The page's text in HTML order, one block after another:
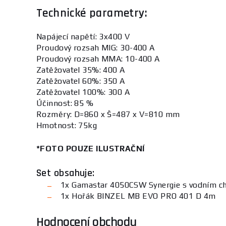
Technické parametry:
Napájecí napětí: 3x400 V
Proudový rozsah MIG: 30-400 A
Proudový rozsah MMA: 10-400 A
Zatěžovatel 35%: 400 A
Zatěžovatel 60%: 350 A
Zatěžovatel 100%: 300 A
Účinnost: 85 %
Rozměry: D=860 x Š=487 x V=810 mm
Hmotnost: 75kg
*FOTO POUZE ILUSTRAČNÍ
Set obsahuje:
1x Gamastar 4050CSW Synergie s vodním
1x Hořák BINZEL MB EVO PRO 401 D 4m
Hodnocení obchodu